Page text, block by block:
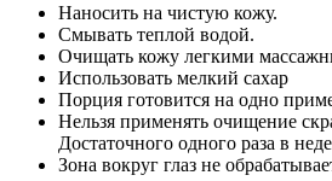
Наносить на чистую кожу.
Смывать теплой водой.
Очищать кожу легкими
Использовать мелкий сахар
Порция готовится на одно
Нельзя применять очищение
Достаточного одного раза в
Зона вокруг глаз не